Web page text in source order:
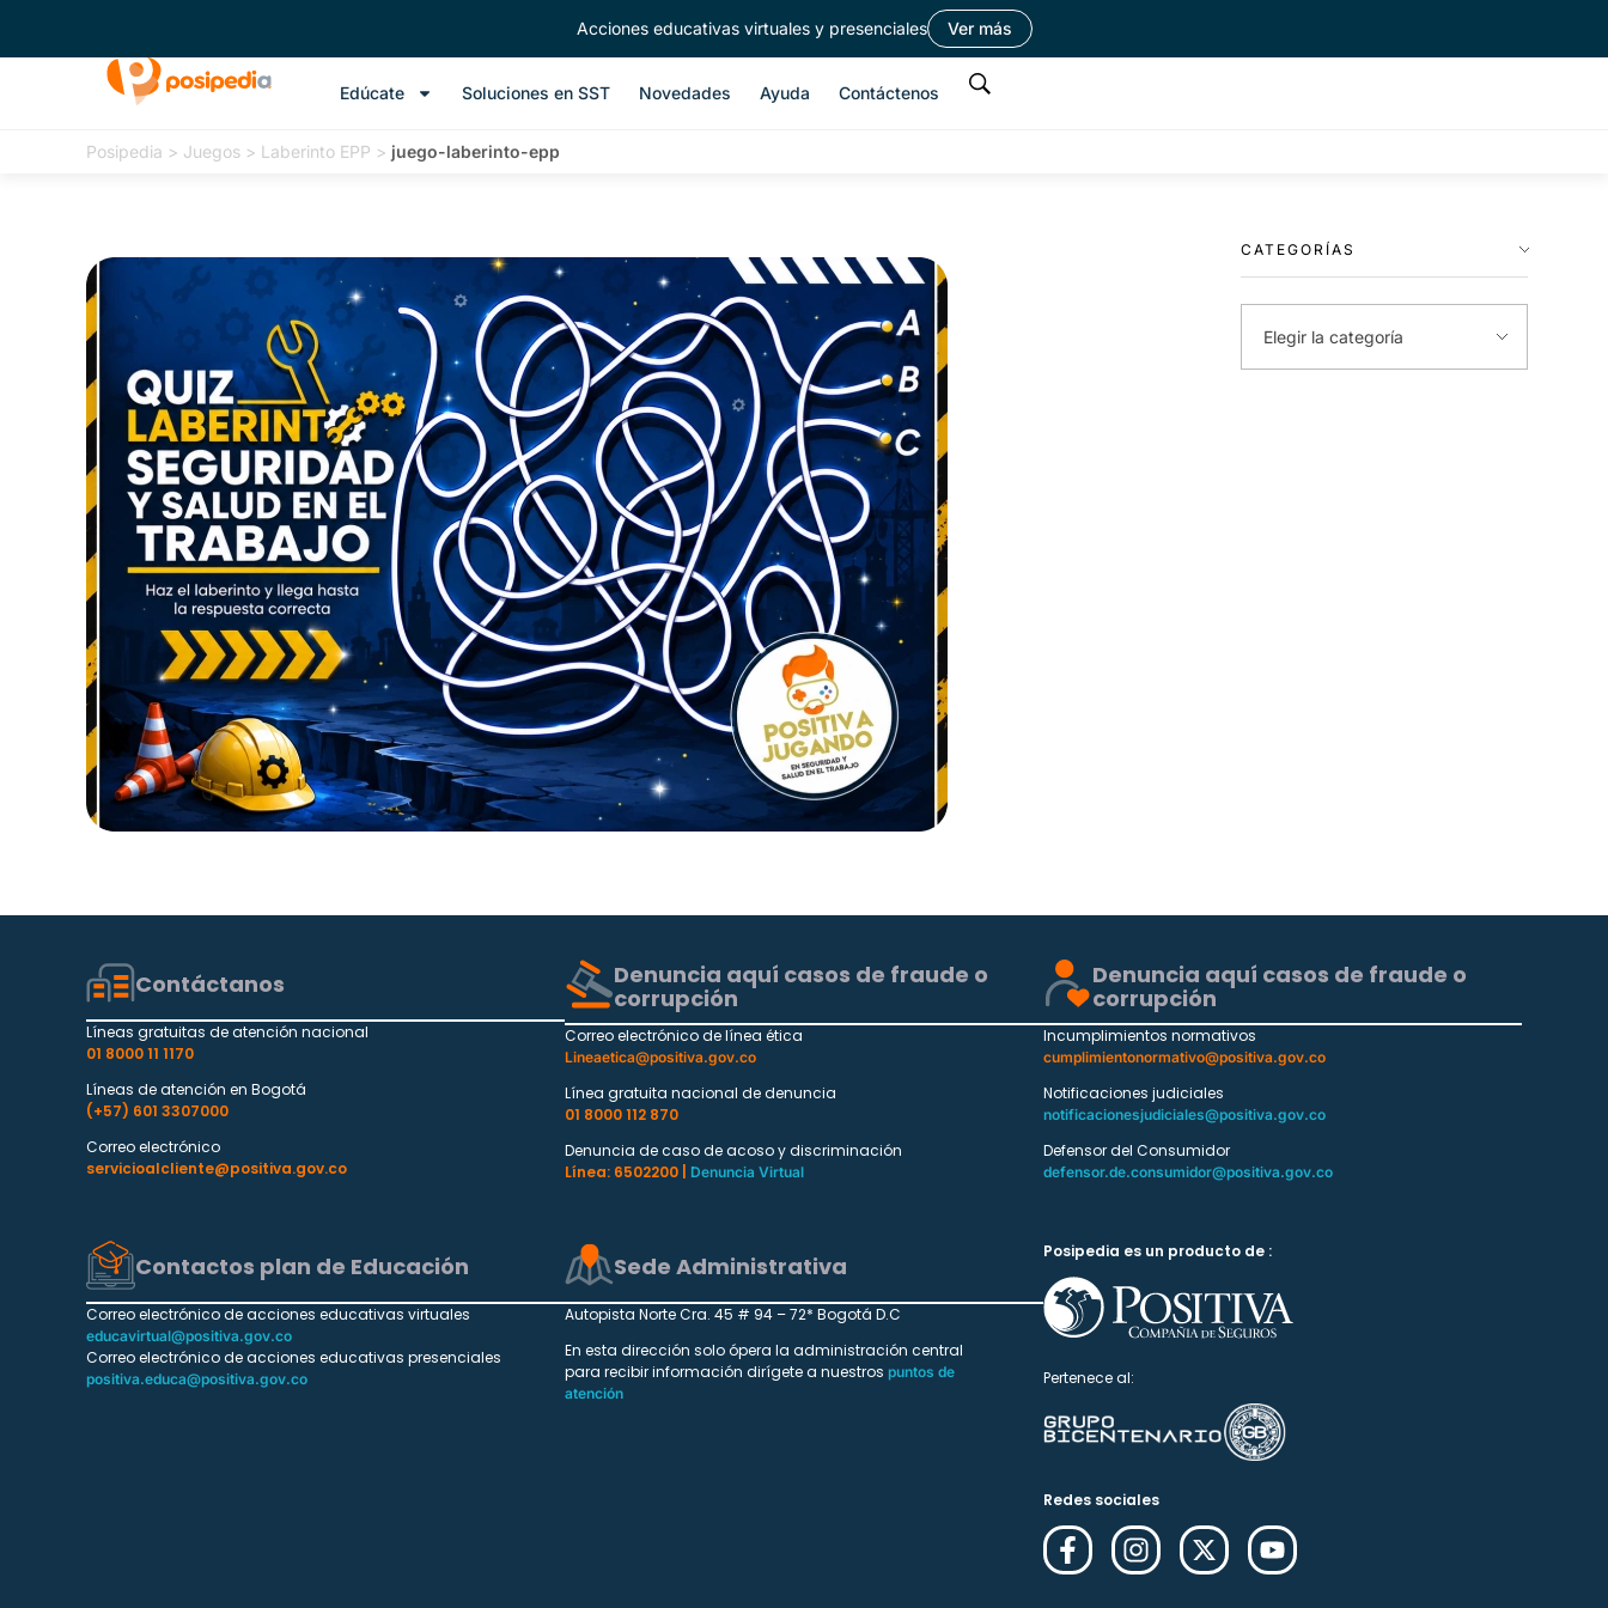
Acciones educativas virtuales y presenciales Ver más
Edúcate Soluciones en SST Novedades Ayuda Contáctenos
Posipedia > Juegos > Laberinto EPP > juego-laberinto-epp
CATEGORÍAS
Contáctanos
Líneas gratuitas de atención nacional
01 8000 11 1170
Líneas de atención en Bogotá
(+57) 601 3307000
Correo electrónico
servicioalcliente@positiva.gov.co
Denuncia aquí casos de fraude o
corrupción
Correo electrónico de línea ética
Lineaetica@positiva.gov.co
Línea gratuita nacional de denuncia
01 8000 112 870
Denuncia de caso de acoso y discriminación
Línea: 6502200 |
Denuncia Virtual
Denuncia aquí casos de fraude o
corrupción
Incumplimientos normativos
cumplimientonormativo@positiva.gov.co
Notificaciones judiciales
notificacionesjudiciales@positiva.gov.co
Defensor del Consumidor
defensor.de.consumidor@positiva.gov.co
Contactos plan de Educación
Correo electrónico de acciones educativas virtuales
educavirtual@positiva.gov.co
Correo electrónico de acciones educativas presenciales
positiva.educa@positiva.gov.co
Sede Administrativa
Autopista Norte Cra. 45 # 94 – 72* Bogotá D.C
En esta dirección solo ópera la administración central
para recibir información dirígete a nuestros puntos de
atención
Posipedia es un producto de :
Pertenece al:
Redes sociales